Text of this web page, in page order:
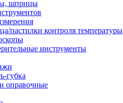
шприцы
пастилки контроля температуры
инструменты
губка
оправочные